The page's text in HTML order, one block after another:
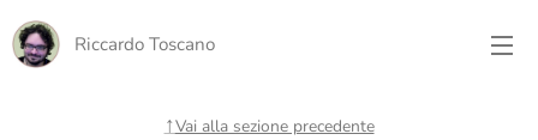
Riccardo Toscano
↑Vai alla sezione precedente